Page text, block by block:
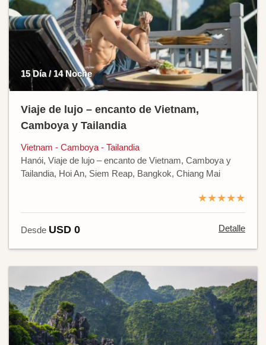
15 Día / 14 Noche
Viaje de lujo – encanto de Vietnam,
Camboya y Tailandia
Vietnam - Camboya - Tailandia
Hanói, Viaje de lujo – encanto de Vietnam, Camboya y
Tailandia, Hoi An, Siem Reap, Bangkok, Chiang Mai
★★★★★
Desde USD 0 Detalle